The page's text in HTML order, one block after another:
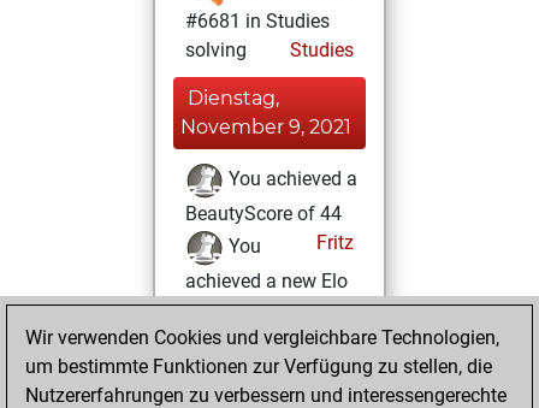
#6681 in Studies
solving
Studies
Dienstag,
November 9, 2021
You achieved a
BeautyScore of 44
Fritz
You
achieved a new Elo
of 1582
Dienstag,
Oktober 19, 2021
Wir verwenden Cookies und vergleichbare Technologien,
um bestimmte Funktionen zur Verfügung zu stellen, die
Nutzererfahrungen zu verbessern und interessengerechte